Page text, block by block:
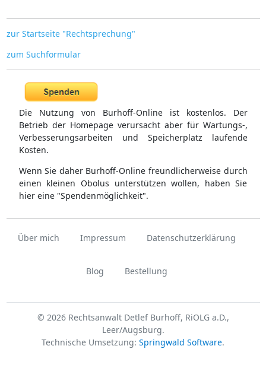
zur Startseite "Rechtsprechung"
zum Suchformular
Die Nutzung von Burhoff-Online ist kostenlos. Der
Betrieb der Homepage verursacht aber für Wartungs-,
Verbesserungsarbeiten und Speicherplatz laufende
Kosten.
Wenn Sie daher Burhoff-Online freundlicherweise durch
einen kleinen Obolus unterstützen wollen, haben Sie
hier eine "Spendenmöglichkeit".
Über mich Impressum Datenschutzerklärung
Blog Bestellung
© 2026 Rechtsanwalt Detlef Burhoff, RiOLG a.D.,
Leer/Augsburg.
Technische Umsetzung: Springwald Software.